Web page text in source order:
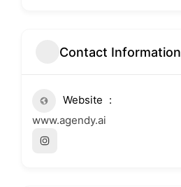
Contact Information
Website
www.agendy.ai